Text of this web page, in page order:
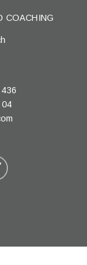
COACHING